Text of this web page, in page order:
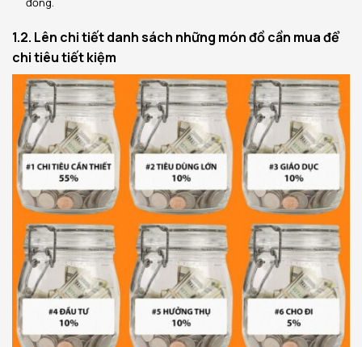
1.2. Lên chi tiết danh sách những món đồ cần mua để
chi tiêu tiết kiệm